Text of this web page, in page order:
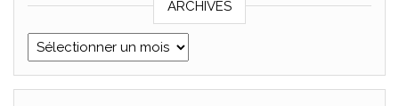
ARCHIVES
Archives